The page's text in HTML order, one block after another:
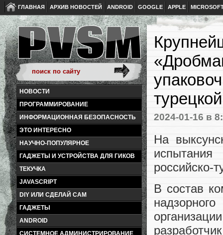
ГЛАВНАЯ АРХИВ НОВОСТЕЙ ANDROID GOOGLE APPLE
НОВОСТИ
ПРОГРАММИРОВАНИЕ
ИНФОРМАЦИОННАЯ БЕЗОПАСНОСТЬ
ЭТО ИНТЕРЕСНО
НАУЧНО-ПОПУЛЯРНОЕ
ГАДЖЕТЫ И УСТРОЙСТВА ДЛЯ ГИКОВ
ТЕКУЧКА
JAVASCRIPT
DIY ИЛИ СДЕЛАЙ САМ
ГАДЖЕТЫ
ANDROID
СИСТЕМНОЕ АДМИНИСТРИРОВАНИЕ
2024-01-16 в
На
российско-
В состав